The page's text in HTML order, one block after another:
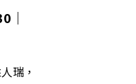
｜
瑞，